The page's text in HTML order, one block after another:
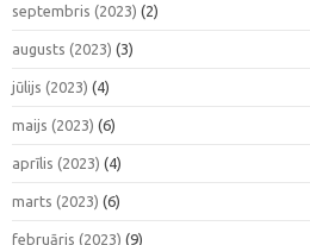
septembris (2023) (2)
augusts (2023) (3)
jūlijs (2023) (4)
maijs (2023) (6)
aprīlis (2023) (4)
marts (2023) (6)
februāris (2023) (9)